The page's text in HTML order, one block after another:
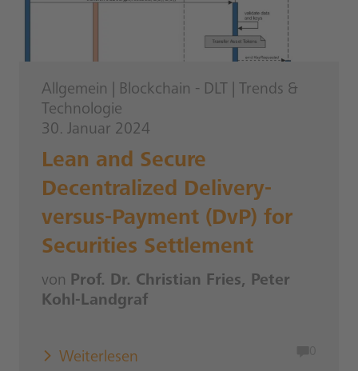
Allgemein Blockchain - DLT
Trends &
Technologie
30. Januar 2024
Lean and Secure
Decentralized Delivery-
versus-Payment (DvP) for
Securities Settlement
von Prof. Dr. Christian Fries, Peter
Kohl-Landgraf
Weiterlesen